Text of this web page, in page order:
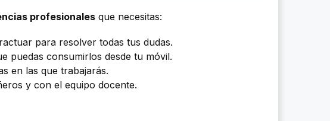
profesionales que necesitas:
para resolver todas tus dudas.
puedas consumirlos desde tu móvil.
en las que trabajarás.
y con el equipo docente.